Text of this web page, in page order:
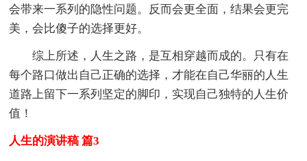
会带来一系列的隐性问题。反而会更全面，结果会更完
美，会比傻子的选择更好。
综上所述，人生之路，是互相穿越而成的。只有在
每个路口做出自己正确的选择，才能在自己华丽的人生
道路上留下一系列坚定的脚印，实现自己独特的人生价
值！
人生的演讲稿 篇3